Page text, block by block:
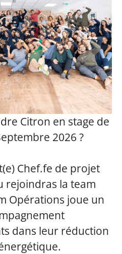
Citron en stage de
2026 ?
Chef.fe de projet
rejoindras la team
Opérations joue un
dans leur réduction